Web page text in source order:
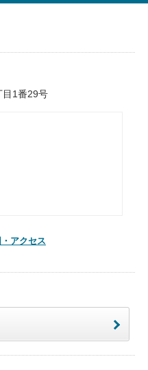
目1番29号
アクセス